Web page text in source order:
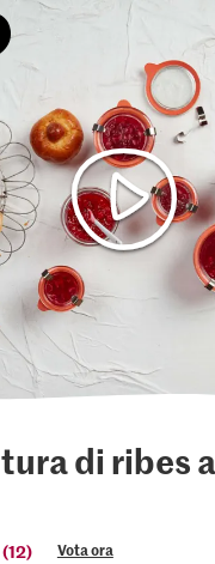
di ribes
(12) Vota ora